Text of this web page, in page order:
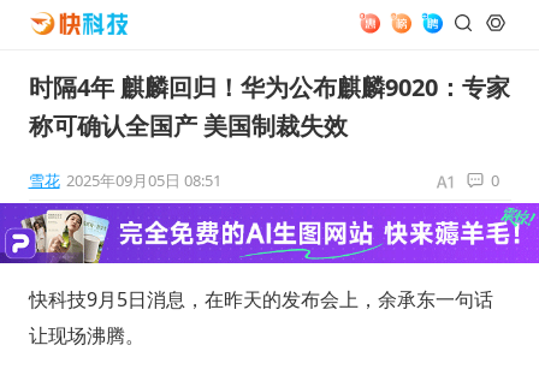
时隔4年 麒麟回归！华为公布麒麟9020：专家
称可确认全国产 美国制裁失效
雪花 2025年09月05日 08:51 0
快科技9月5日消息，在昨天的发布会上，余承东一句话
让现场沸腾。